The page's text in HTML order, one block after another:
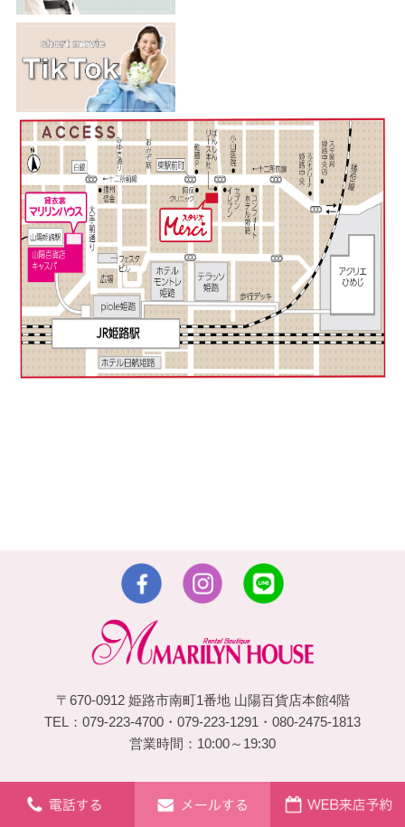
〒670-0912 姫路市南町1番地 山陽百貨店本館4階
TEL：079-223-4700・079-223-1291・080-2475-1813
営業時間：10:00～19:30
© 2026 姫路の振袖 袴 ドレス レンタルは衣装レンタル貸衣装の
マリリンハウス All Rights Reserved.